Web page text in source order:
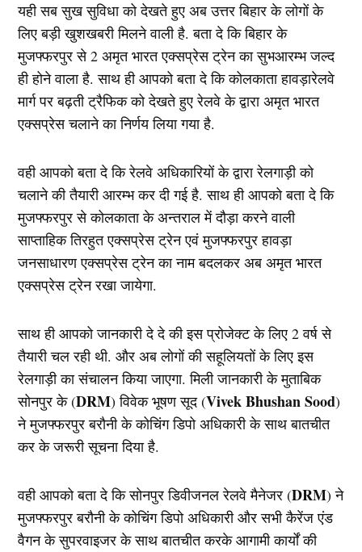
यही सब सुख सुविधा को देखते हुए अब उत्तर बिहार के लोगों के
लिए बड़ी खुशखबरी मिलने वाली है. बता दे कि बिहार के
मुजफ्फरपुर से 2 अमृत भारत एक्सप्रेस ट्रेन का सुभआरम्भ जल्द
ही होने वाला है. साथ ही आपको बता दे कि कोलकाता हावड़ारेलवे
मार्ग पर बढ़ती ट्रैफिक को देखते हुए रेलवे के द्वारा अमृत भारत
एक्सप्रेस चलाने का निर्णय लिया गया है.
वही आपको बता दे कि रेलवे अधिकारियों के द्वारा रेलगाड़ी को
चलाने की तैयारी आरम्भ कर दी गई है. साथ ही आपको बता दे कि
मुजफ्फरपुर से कोलकाता के अन्तराल में दौड़ा करने वाली
साप्ताहिक तिरहुत एक्सप्रेस ट्रेन एवं मुजफ्फरपुर हावड़ा
जनसाधारण एक्सप्रेस ट्रेन का नाम बदलकर अब अमृत भारत
एक्सप्रेस ट्रेन रखा जायेगा.
साथ ही आपको जानकारी दे दे की इस प्रोजेक्ट के लिए 2 वर्ष से
तैयारी चल रही थी. और अब लोगों की सहूलियतों के लिए इस
रेलगाड़ी का संचालन किया जाएगा. मिली जानकारी के मुताबिक
सोनपुर के (DRM) विवेक भूषण सूद (Vivek Bhushan Sood)
ने मुजफ्फरपुर बरौनी के कोचिंग डिपो अधिकारी के साथ बातचीत
कर के जरूरी सूचना दिया है.
वही आपको बता दे कि सोनपुर डिवीजनल रेलवे मैनेजर (DRM) ने
मुजफ्फरपुर बरौनी के कोचिंग डिपो अधिकारी और सभी कैरेंज एंड
वैगन के सुपरवाइजर के साथ बातचीत करके आगामी कार्यों की